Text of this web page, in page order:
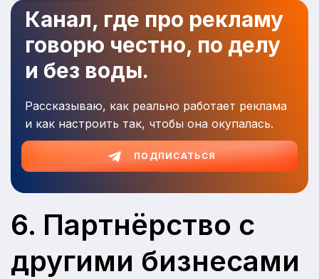
Канал, где про рекламу
говорю честно, по делу
и без воды.
Рассказываю, как реально работает реклама
и как настроить так, чтобы она окупалась.
ПОДПИСАТЬСЯ
6. Партнёрство с
другими бизнесами